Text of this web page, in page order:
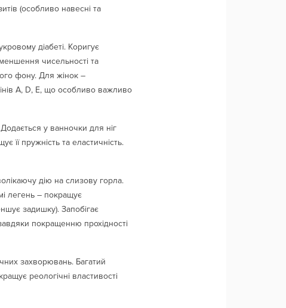
(особливо навесні та
діабеті. Коригує
чисельності та
фону. Для жінок –
А, D, Е, що особливо важливо
у ванночки для ніг
її пружність та еластичність.
дію на слизову горла.
легень – покращує
задишку). Запобігає
покращенню прохідності
захворювань. Багатий
реологічні властивості